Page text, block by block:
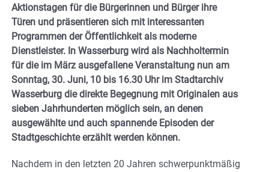
Aktionstagen für die Bürgerinnen und Bürger ihre
Türen und präsentieren sich mit interessanten
Programmen der Öffentlichkeit als moderne
Dienstleister. In Wasserburg wird als Nachholtermin
für die im März ausgefallene Veranstaltung nun am
Sonntag, 30. Juni, 10 bis 16.30 Uhr im Stadtarchiv
Wasserburg die direkte Begegnung mit Originalen aus
sieben Jahrhunderten möglich sein, an denen
ausgewählte und auch spannende Episoden der
Stadtgeschichte erzählt werden können.
Nachdem in den letzten 20 Jahren schwerpunktmäßig